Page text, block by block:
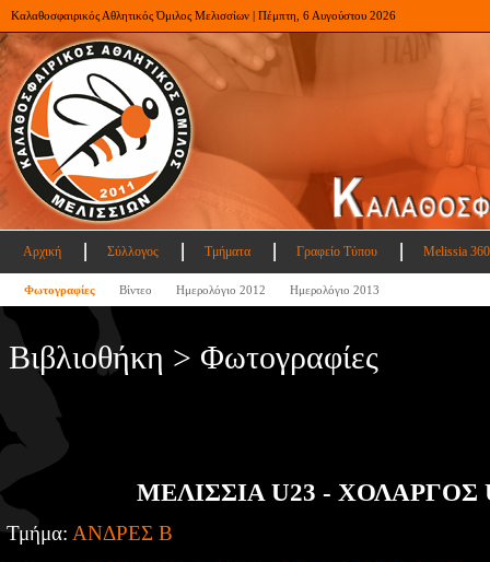
Καλαθοσφαιρικός Αθλητικός Όμιλος Μελισσίων | Πέμπτη, 6 Αυγούστου 2026
Αρχική Σύλλογος Τμήματα Γραφείο Τύπου Melissia
Φωτογραφίες Βίντεο Ημερολόγιο 2012 Ημερολόγιο 2013
Βιβλιοθήκη > Φωτογραφίες
ΜΕΛΙΣΣΙΑ U23 - ΧΟΛΑΡΓΟΣ
Τμήμα: ΑΝΔΡΕΣ Β